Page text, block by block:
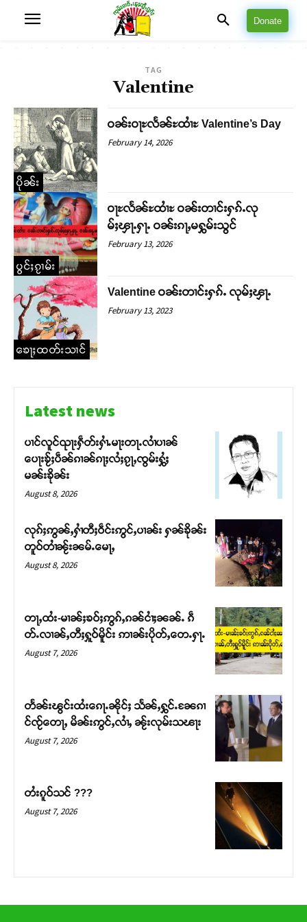
တႃႇႁႂ်ႈသဵင်ၵၢင်ၸႂ်ၵူၼ်းမိူင်း ၵူႈတီႈၵူႈလႅၼ်ပေႃးတေၸွ
တ်ႇ တူဝ်ႈလုမ်ႈၾႃႉၼၼ်ႉ ၶဝ်ႈႁူမ်ႈၵမ်ႉထႅမ် ၸုမ်းၶၢ
ဝ်ႇၽူႈတွႆႇႁွၵ်ႈ လႆႈယူႇၶႃႈဢေႃႈ။
Donate
TAG
Valentine
ပိုၼ်း
ဝၼ်းဝႃႊလႅၼ်ႊထၢႆႊ Valentine’s Day
February 14, 2026
ပွင်ႈၵႂၢမ်း
ဝႃႊလႅၼ်ႊထၢႆႊ ဝၼ်းတၢင်းႁၵ်ႉလု
မ်ႈၾႃႉႁႃႉ ဝၼ်းၵႃႇမႁွမ်းသွင်
February 13, 2026
ၶေႃႈထတ်းသၢင်
Valentine ဝၼ်းတၢင်းႁၵ်ႉ လုမ်ႈၾႃႉ
February 13, 2023
Latest news
ပၢင်လူင်ၺႃးႁဵတ်းႁၢႆႉမႃးတႃႉလၢႆပၢၼ် ​​
ပေႃးၶႂ်ႈပဵၼ်ၵၢၼ်ၵႃႈလႆႈၵႂႃႇၸွမ်းႁွႆႈ
မၼ်းၶိုၼ်း
August 8, 2026
လုၵ်ႈဢွၼ်ႇႁၢႆတီႈဝဵင်းဢွင်ႇပၢၼ်း ႁၼ်ၶိုၼ်း
တူဝ်တၢႆၼႂ်းၼမ်ႉမေႃႇ
August 8, 2026
တႃႇထႆး-မၢၼ်ႈၶဝ်ႈဢွၵ်ႇၵၼ်ငၢႆႈၼၼ်ႉ ၵဵ
တ်ႉလၢၼ်ႇတီႈႁူဝ်မိူင်း ဢၢၼ်းပိုတ်ႇတေႉႁႃႉ
August 7, 2026
တႅၼ်းၽွင်းထႆးၵေႃႉၼိုင်ႈ သႅၼ်ႇႁွင်ႉၼႄၵၢ
င်ၸႂ်တေႃႇ မိၼ်းဢွင်ႇလၢႆႇ ၼႂ်းလုမ်းသၽႃး
August 7, 2026
တႆးၵူဝ်သင် ???
August 7, 2026